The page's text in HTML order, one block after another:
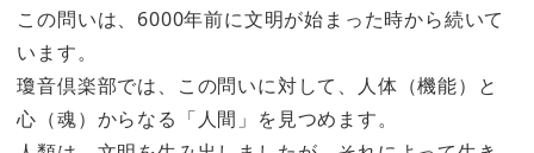
この問いは、6000年前に文明が始まった時から続いて
います。
瓊音倶楽部では、この問いに対して、人体（機能）と
心（魂）からなる「人間」を見つめます。